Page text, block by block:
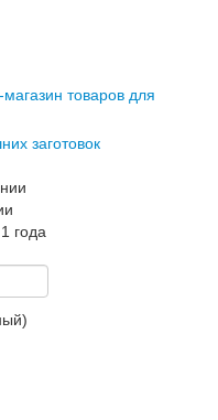
товаров для
заготовок
года